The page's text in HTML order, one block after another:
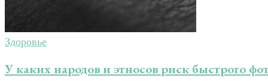
Здоровье
У каких народов и этносов риск быстрого